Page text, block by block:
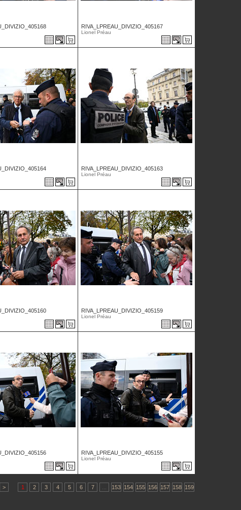
RIVA_LPREAU_DIVIZIO_405167
Lionel Préau
RIVA_LPREAU_DIVIZIO_405163
Lionel Préau
RIVA_LPREAU_DIVIZIO_405159
Lionel Préau
RIVA_LPREAU_DIVIZIO_405155
Lionel Préau
> 1 2 3 4 5 6 7 153 154 155 156 157 158 159